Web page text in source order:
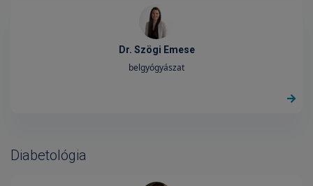
Dr. Szögi Emese
belgyógyászat
Diabetológia